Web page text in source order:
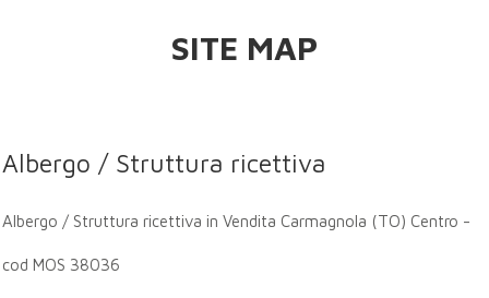
SITE MAP
Albergo / Struttura ricettiva
Albergo / Struttura ricettiva in Vendita Carmagnola (TO) Centro -
cod MOS 38036